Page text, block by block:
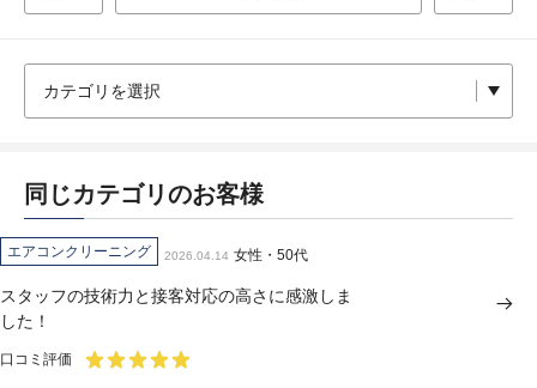
同じカテゴリのお客様
エアコンクリーニング 2026.04.14 女性・50代
スタッフの技術力と接客対応の高さに感激しま
した！
口コミ評価